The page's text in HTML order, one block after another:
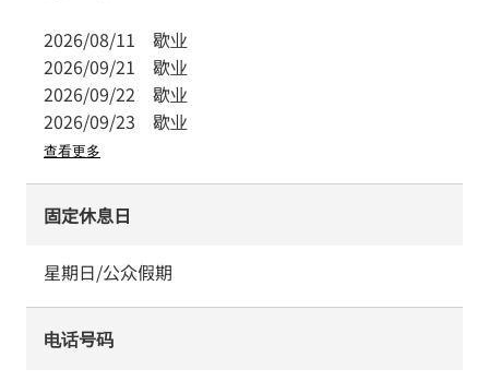
2026/08/11 歇业
2026/09/21 歇业
2026/09/22 歇业
2026/09/23 歇业
查看更多
固定休息日
星期日/公众假期
电话号码